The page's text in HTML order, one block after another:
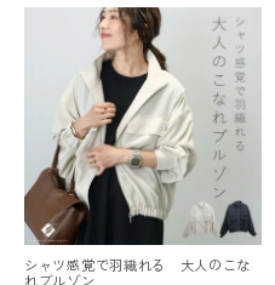
シャツ感覚で羽織れる 大人のこな
れブルゾン